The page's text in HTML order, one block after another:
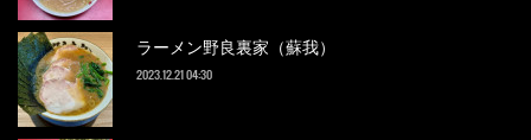
ラーメン野良裏家（蘇我）
2023.12.21 04:30